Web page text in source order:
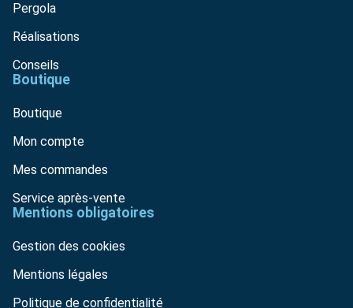
Pergola
Réalisations
Conseils
Boutique
Boutique
Mon compte
Mes commandes
Service après-vente
Mentions obligatoires
Gestion des cookies
Mentions légales
Politique de confidentialité